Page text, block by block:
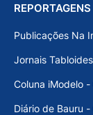
Publicações Na
Jornais Tabloides
Coluna iModelo -
Diário de Bauru